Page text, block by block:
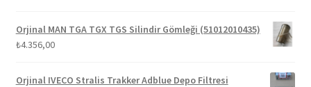
Orjinal MAN TGA TGX TGS Silindir Gömleği (51012010435)
₺4.356,00
Orjinal IVECO Stralis Trakker Adblue Depo Filtresi